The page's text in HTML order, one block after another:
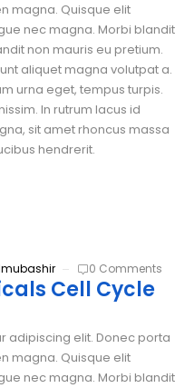
magna. Quisque elit
nec magna. Morbi blandit
non mauris eu pretium.
aliquet magna volutpat a.
urna eget, tempus turpis.
In rutrum lacus id
sit amet rhoncus massa
hendrerit.
0 Comments
Cell Cycle
adipiscing elit. Donec porta
magna. Quisque elit
nec magna. Morbi blandit